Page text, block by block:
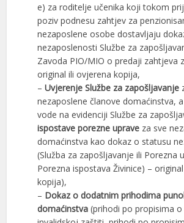
e) za roditelje učenika koji tokom
poziv podnesu zahtjev za
nezaposlene osobe dostavljaju
nezaposlenosti Službe za
Zavoda PIO/MIO o predaji zahtjeva
original ili ovjerena kopija,
–Uvjerenje Službe za zapošljavanje
nezaposlene članove domaćinstva,
vode na evidenciji Službe za
ispostave porezne uprave za sve
domaćinstva kao dokaz o statusu
(Služba za zapošljavanje ili Porezna
Porezna ispostava Živinice) –
kopija),
– Dokaz o dodatnim prihodima
domaćinstva (prihodi po propisima